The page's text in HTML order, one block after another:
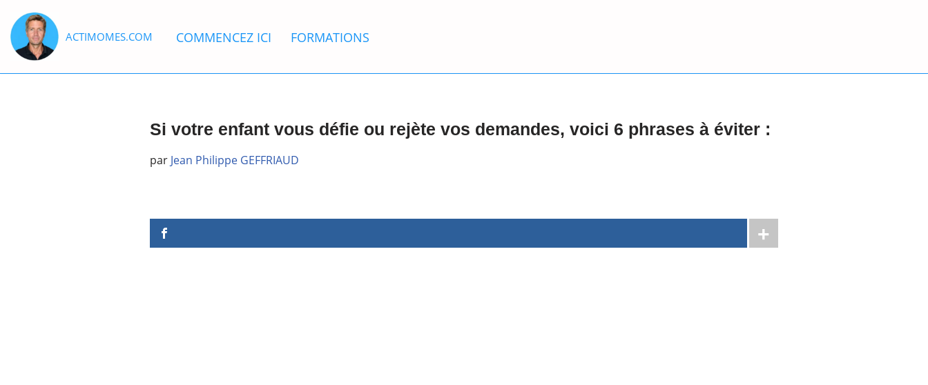
Aller
au
ACTIMOMES.COM COMMENCEZ ICI FORMATIONS
Si votre enfant vous défie ou rejète vos demandes, voici 6 phrases à éviter :
par Jean Philippe GEFFRIAUD